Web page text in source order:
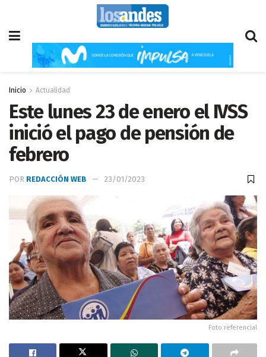
Inicio Actualidad
Este lunes 23 de enero el IVSS
inició el pago de pensión de
febrero
POR REDACCIÓN WEB 23/01/2023
Foto referencial